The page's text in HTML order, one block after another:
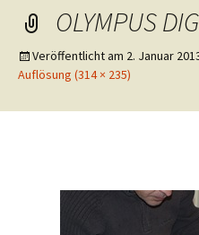
OLYMPUS
Veröffentlicht am 2. Januar
Auflösung (314 × 235)